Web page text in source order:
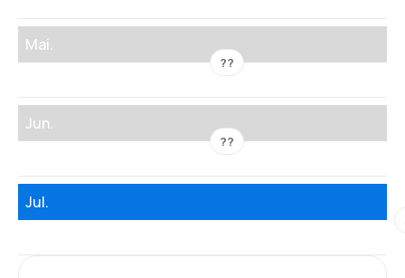
Mai.
??
Jun.
??
Jul.